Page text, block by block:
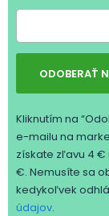
ODOBERAŤ
Kliknutím na
e-mailu na
získate zľavu 4 €
€. Nemusíte sa
kedykoľvek
údajov.